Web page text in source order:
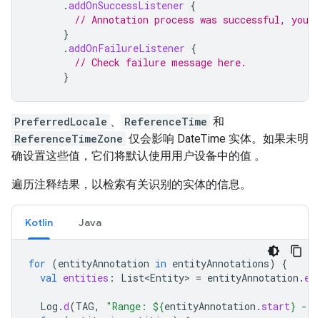
.addOnSuccessListener {
// Annotation process was successful,
}
.addOnFailureListener {
// Check failure message here.
}
PreferredLocale 、 ReferenceTime 和
ReferenceTimeZone 仅会影响 DateTime 实体。如果未明
确设置这些值，它们将默认使用用户设备中的值 。
遍历注释结果，以检索有关识别的实体的信息。
Kotlin Java
for (entityAnnotation in entityAnnotations)
{
val entities : List<Entity> = entityAnnotation .
Log .d(TAG, "Range: ${entityAnnotation . start} -